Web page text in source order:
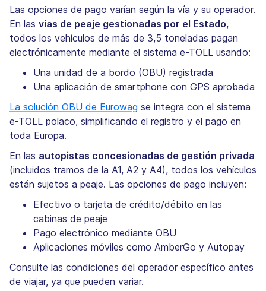
Las opciones de pago varían según la vía y su operador.
En las vías de peaje gestionadas por el Estado,
todos los vehículos de más de 3,5 toneladas pagan
electrónicamente mediante el sistema e-TOLL usando:
Una unidad de a bordo (OBU) registrada
Una aplicación de smartphone con GPS aprobada
La solución OBU de Eurowag se integra con el sistema
e-TOLL polaco, simplificando el registro y el pago en
toda Europa.
En las autopistas concesionadas de gestión privada
(incluidos tramos de la A1, A2 y A4), todos los vehículos
están sujetos a peaje. Las opciones de pago incluyen:
Efectivo o tarjeta de crédito/débito en las
cabinas de peaje
Pago electrónico mediante OBU
Aplicaciones móviles como AmberGo y Autopay
Consulte las condiciones del operador específico antes
de viajar, ya que pueden variar.